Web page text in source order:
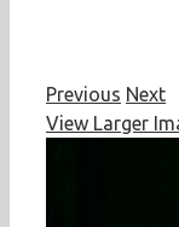
Previous Next
View Larger